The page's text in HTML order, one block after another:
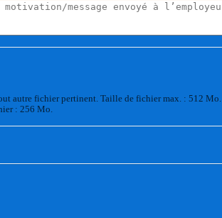
autre fichier pertinent. Taille de fichier max. : 512 Mo.
: 256 Mo.